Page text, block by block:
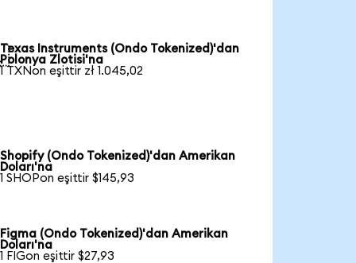
Texas Instruments (Ondo Tokenized)'dan
Polonya Zlotisi'na
1 TXNon eşittir zł 1.045,02
Shopify (Ondo Tokenized)'dan Amerikan
Doları'na
1 SHOPon eşittir $145,93
Figma (Ondo Tokenized)'dan Amerikan
Doları'na
1 FIGon eşittir $27,93